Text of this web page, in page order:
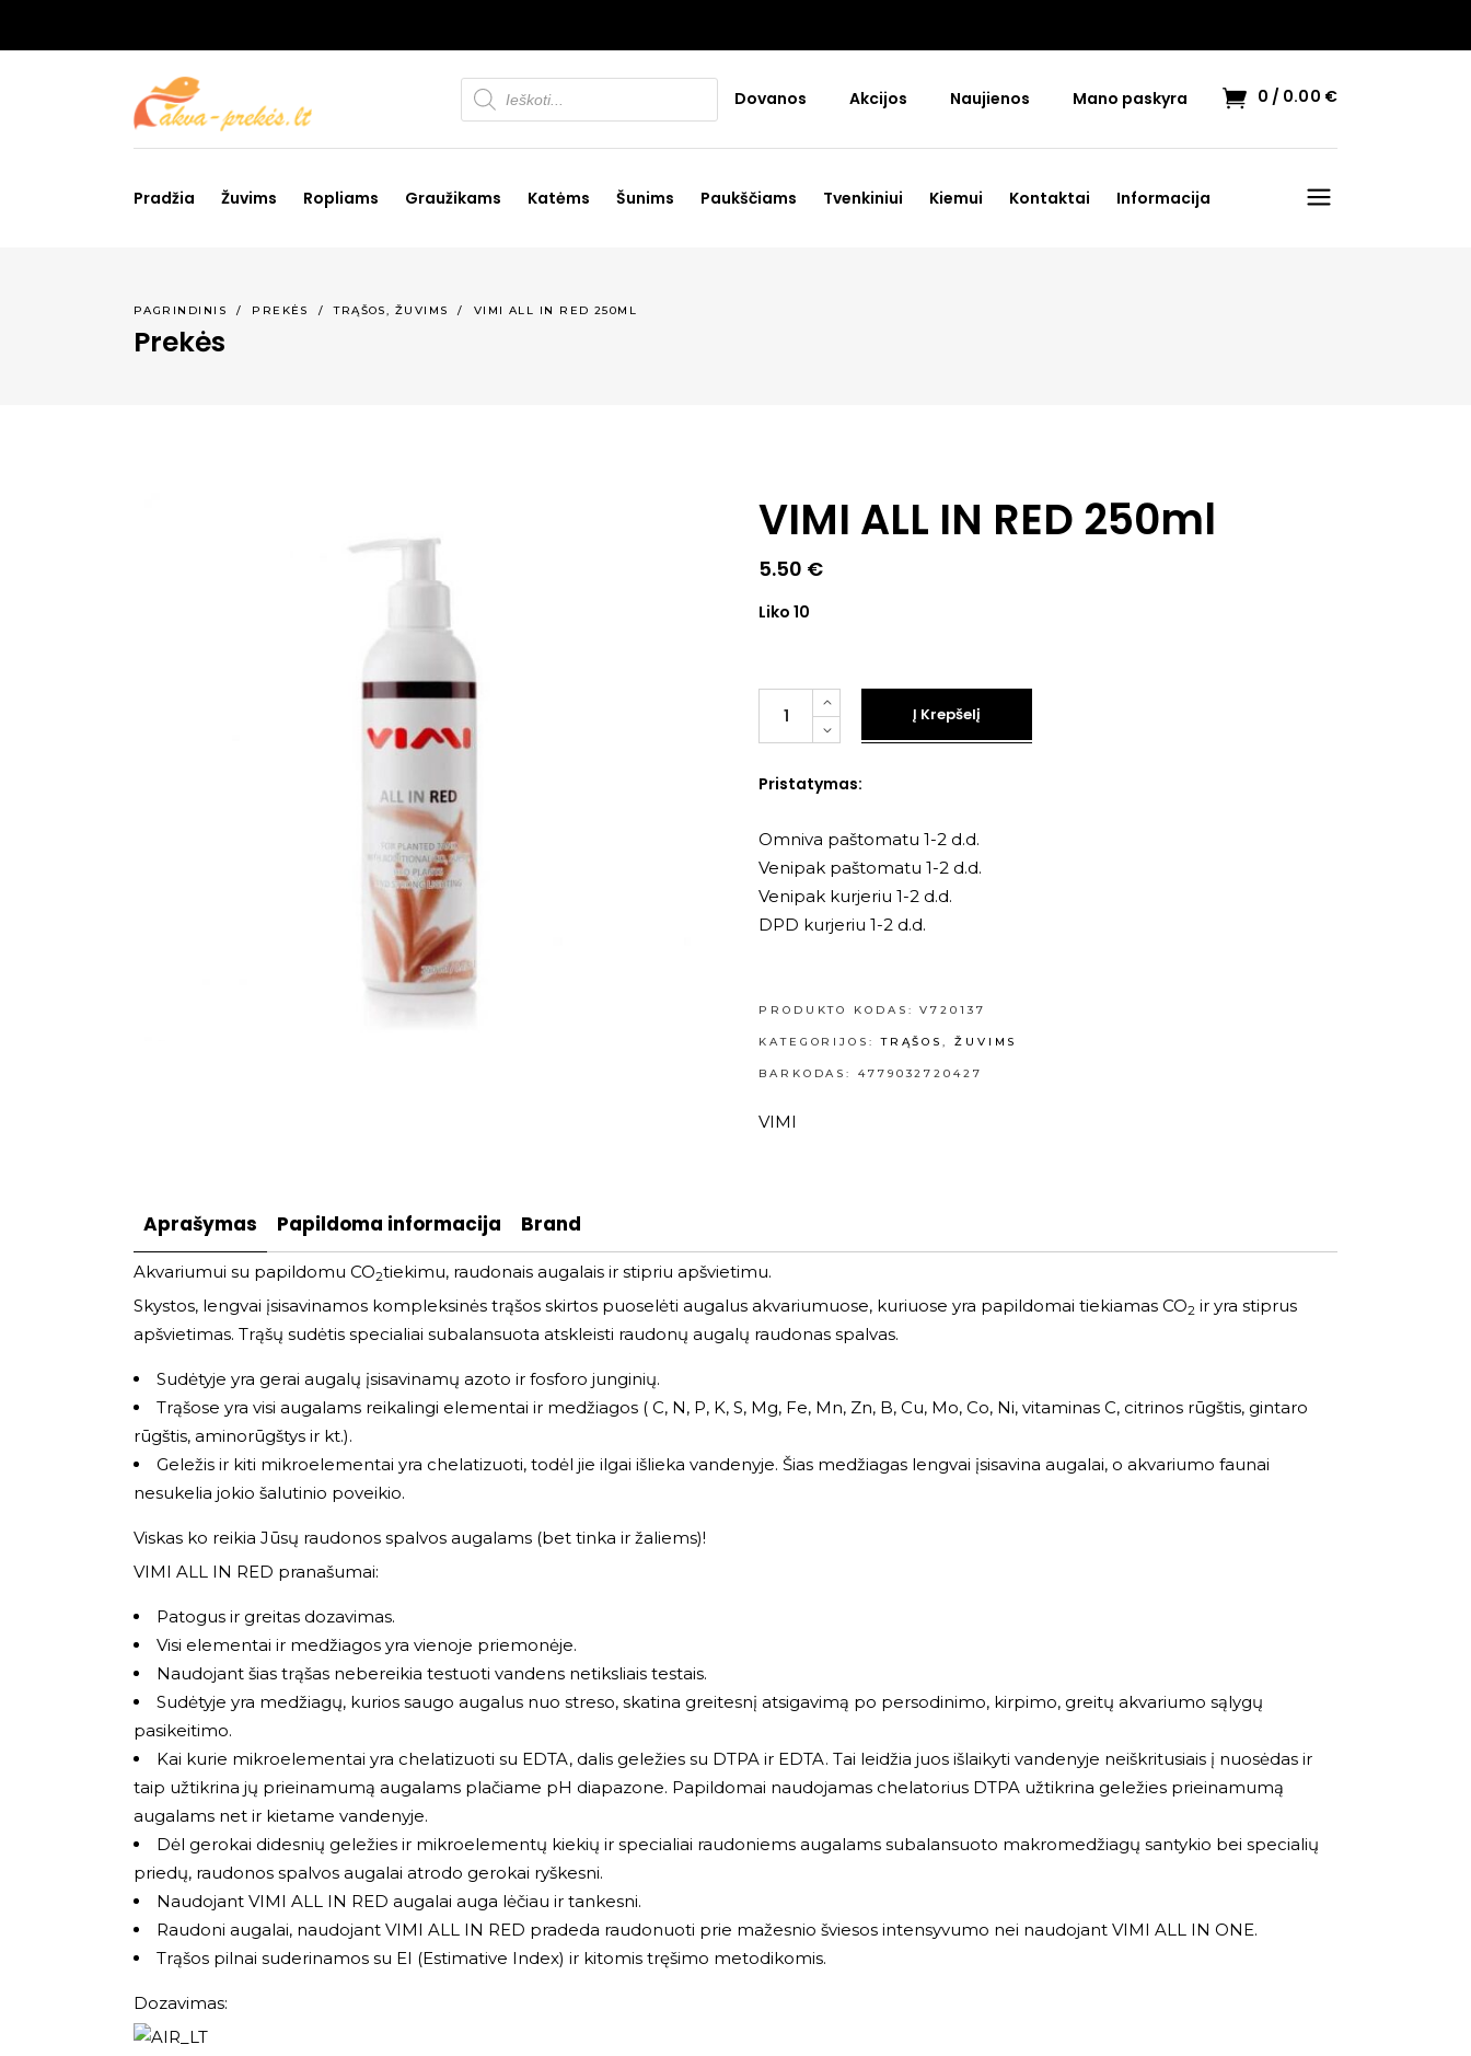
Products
search Dovanos Akcijos Naujienos Mano paskyra 0 0.00 €
Pradžia Žuvims Ropliams Graužikams Katėms Šunims Paukščiams Tvenkiniui Kiemui Kontaktai Informacija
PAGRINDINIS / PREKĖS /TRĄŠOS, ŽUVIMS / VIMI ALL IN RED 250ML
Prekės
VIMI ALL IN RED 250ml
5.50 €
Liko 10
Į Krepšelį
Pristatymas:
Omniva paštomatu 1-2 d.d.
Venipak paštomatu 1-2 d.d.
Venipak kurjeriu 1-2 d.d.
DPD kurjeriu 1-2 d.d.
PRODUKTO KODAS:V720137
KATEGORIJOS:TRĄŠOS, ŽUVIMS
BARKODAS: 4779032720427
VIMI
Aprašymas Papildoma informacija Brand
Akvariumui su papildomu CO2tiekimu, raudonais augalais ir stipriu apšvietimu.
Skystos, lengvai įsisavinamos kompleksinės trąšos skirtos puoselėti augalus akvariumuose, kuriuose yra papildomai tiekiamas CO2 ir yra stiprus
apšvietimas. Trąšų sudėtis specialiai subalansuota atskleisti raudonų augalų raudonas spalvas.
Sudėtyje yra gerai augalų įsisavinamų azoto ir fosforo junginių.
Trąšose yra visi augalams reikalingi elementai ir medžiagos ( C, N, P, K, S, Mg, Fe, Mn, Zn, B, Cu, Mo, Co, Ni, vitaminas C, citrinos rūgštis, gintaro
rūgštis, aminorūgštys ir kt.).
Geležis ir kiti mikroelementai yra chelatizuoti, todėl jie ilgai išlieka vandenyje. Šias medžiagas lengvai įsisavina augalai, o akvariumo faunai
nesukelia jokio šalutinio poveikio.
Viskas ko reikia Jūsų raudonos spalvos augalams (bet tinka ir žaliems)!
VIMI ALL IN RED pranašumai:
Patogus ir greitas dozavimas.
Visi elementai ir medžiagos yra vienoje priemonėje.
Naudojant šias trąšas nebereikia testuoti vandens netiksliais testais.
Sudėtyje yra medžiagų, kurios saugo augalus nuo streso, skatina greitesnį atsigavimą po persodinimo, kirpimo, greitų akvariumo sąlygų
pasikeitimo.
Kai kurie mikroelementai yra chelatizuoti su EDTA, dalis geležies su DTPA ir EDTA. Tai leidžia juos išlaikyti vandenyje neiškritusiais į nuosėdas ir
taip užtikrina jų prieinamumą augalams plačiame pH diapazone. Papildomai naudojamas chelatorius DTPA užtikrina geležies prieinamumą
augalams net ir kietame vandenyje.
Dėl gerokai didesnių geležies ir mikroelementų kiekių ir specialiai raudoniems augalams subalansuoto makromedžiagų santykio bei specialių
priedų, raudonos spalvos augalai atrodo gerokai ryškesni.
Naudojant VIMI ALL IN RED augalai auga lėčiau ir tankesni.
Raudoni augalai, naudojant VIMI ALL IN RED pradeda raudonuoti prie mažesnio šviesos intensyvumo nei naudojant VIMI ALL IN ONE.
Trąšos pilnai suderinamos su EI (Estimative Index) ir kitomis tręšimo metodikomis.
Dozavimas: